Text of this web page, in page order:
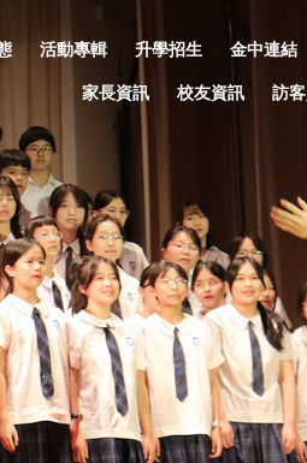
活動專輯 升學招生 金中連結
家長資訊
校友資訊 訪